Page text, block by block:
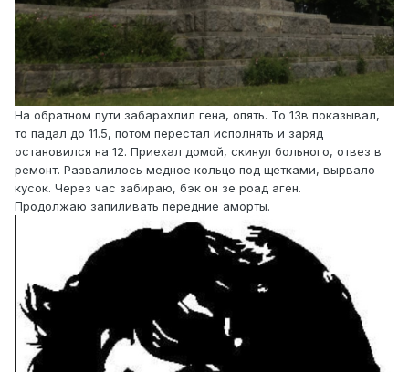
На обратном пути забарахлил гена, опять. То 13в показывал,
то падал до 11.5, потом перестал исполнять и заряд
остановился на 12. Приехал домой, скинул больного, отвез в
ремонт. Развалилось медное кольцо под щетками, вырвало
кусок. Через час забираю, бэк он зе роад аген.
Продолжаю запиливать передние аморты.